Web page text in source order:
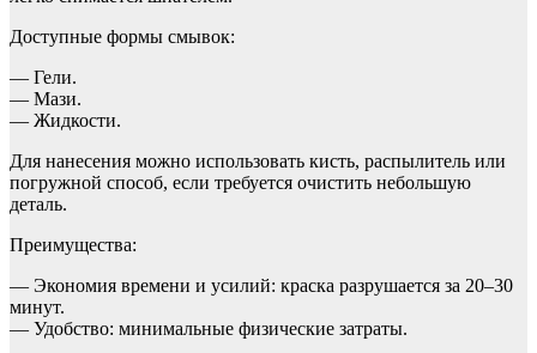
Доступные формы смывок:
— Гели.
— Мази.
— Жидкости.
Для нанесения можно использовать кисть, распылитель или
погружной способ, если требуется очистить небольшую
деталь.
Преимущества:
— Экономия времени и усилий: краска разрушается за 20–30
минут.
— Удобство: минимальные физические затраты.